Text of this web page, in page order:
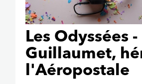
Les Odyssées
Guillaumet,
l'Aéropostale